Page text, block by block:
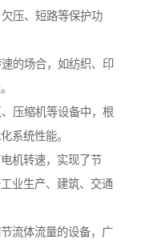
压、短路等保护功
的场合，如纺织、印
压缩机等设备中，根
系统性能。
机转速，实现了节
业生产、建筑、交通
流体流量的设备，广